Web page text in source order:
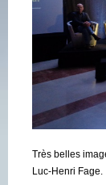
Très belles
Luc-Henri Fage.